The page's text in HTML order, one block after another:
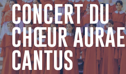
CONCERT DU
CHŒUR AURAE
CANTUS